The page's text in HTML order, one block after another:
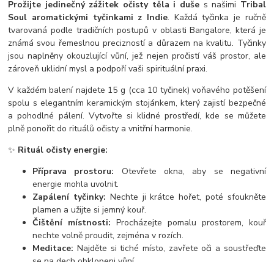
Prožijte jedinečný zážitek očisty těla i dušes našimi Tribal
Soul aromatickými tyčinkami z Indie. Každá tyčinka je ručně
tvarovaná podle tradičních postupů v oblasti Bangalore, která je
známá svou řemeslnou precizností a důrazem na kvalitu. Tyčinky
jsou naplněny okouzlující vůní, jež nejen pročistí váš prostor, ale
zároveň uklidní mysl a podpoří vaši spirituální praxi.
V každém balení najdete 15 g (cca 10 tyčinek) voňavého potěšení
spolu s elegantním keramickým stojánkem, který zajistí bezpečné
a pohodlné pálení. Vytvořte si klidné prostředí, kde se můžete
plně ponořit do rituálů očisty a vnitřní harmonie.
✨ Rituál očisty energie:
Příprava prostoru: Otevřete okna, aby se negativní
energie mohla uvolnit.
Zapálení tyčinky: Nechte ji krátce hořet, poté sfoukněte
plamen a užijte si jemný kouř.
Čištění místnosti: Procházejte pomalu prostorem, kouř
nechte volně proudit, zejména v rozích.
Meditace: Najděte si tiché místo, zavřete oči a soustřeďte